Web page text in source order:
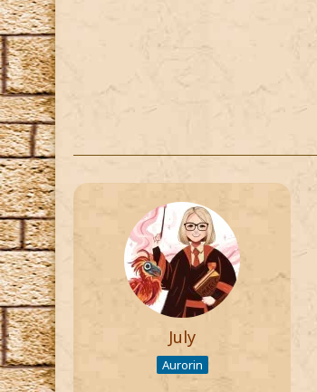
July
Aurorin